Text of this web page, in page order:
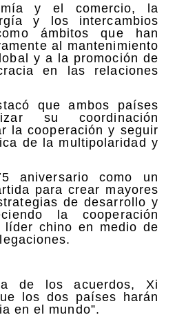
y el comercio, la
y los intercambios
ámbitos que han
al mantenimiento
y a la promoción de
en las relaciones
que ambos países
su coordinación
la cooperación y seguir
de la multipolaridad y
aniversario como un
para crear mayores
de desarrollo y
la cooperación
líder chino en medio de
de los acuerdos, Xi
los dos países harán
en el mundo”.